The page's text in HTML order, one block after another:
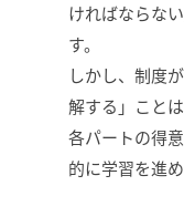
ければならな
す。
しかし、制度
解する」ことは
各パートの得
的に学習を進め